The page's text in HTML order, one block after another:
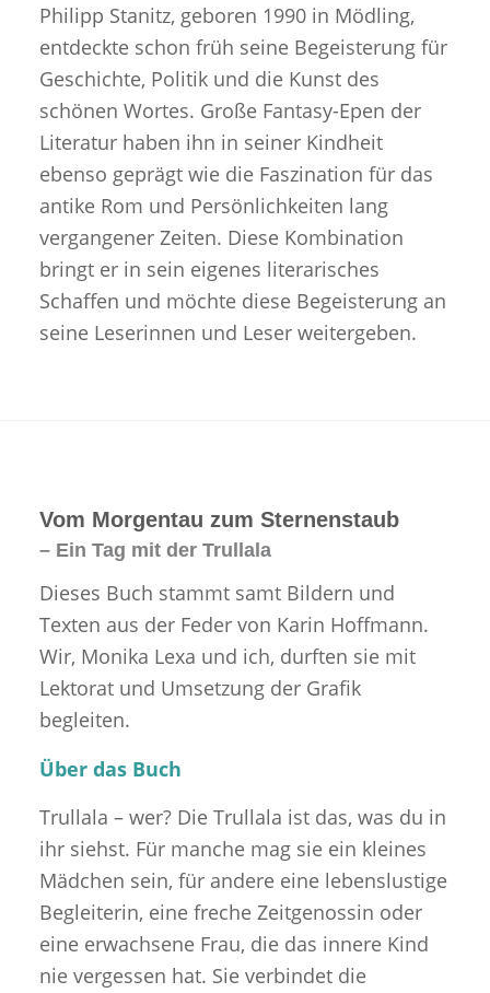
Philipp Stanitz, geboren 1990 in Mödling,
entdeckte schon früh seine Begeisterung für
Geschichte, Politik und die Kunst des
schönen Wortes. Große Fantasy-Epen der
Literatur haben ihn in seiner Kindheit
ebenso geprägt wie die Faszination für das
antike Rom und Persönlichkeiten lang
vergangener Zeiten. Diese Kombination
bringt er in sein eigenes literarisches
Schaffen und möchte diese Begeisterung an
seine Leserinnen und Leser weitergeben.
Vom Morgentau zum Sternenstaub
– Ein Tag mit der Trullala
Dieses Buch stammt samt Bildern und
Texten aus der Feder von Karin Hoffmann.
Wir, Monika Lexa und ich, durften sie mit
Lektorat und Umsetzung der Grafik
begleiten.
Über das Buch
Trullala – wer? Die Trullala ist das, was du in
ihr siehst. Für manche mag sie ein kleines
Mädchen sein, für andere eine lebenslustige
Begleiterin, eine freche Zeitgenossin oder
eine erwachsene Frau, die das innere Kind
nie vergessen hat. Sie verbindet die